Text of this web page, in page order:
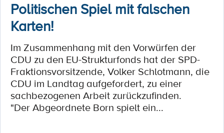
Politischen Spiel mit falschen
Karten!
Im Zusammenhang mit den Vorwürfen der
CDU zu den EU-Strukturfonds hat der SPD-
Fraktionsvorsitzende, Volker Schlotmann, die
CDU im Landtag aufgefordert, zu einer
sachbezogenen Arbeit zurückzufinden.
"Der Abgeordnete Born spielt ein...